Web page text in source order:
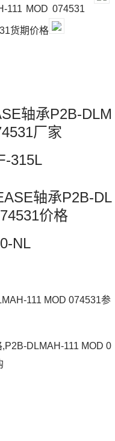
111 MOD 074531
货期价格
轴承P2B-DLM
厂家
315L
轴承P2B-DL
价格
NL
111 MOD 074531参
DLMAH-111 MOD 0